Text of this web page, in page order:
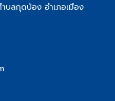
บลกุดป่อง อำเภอเมือง